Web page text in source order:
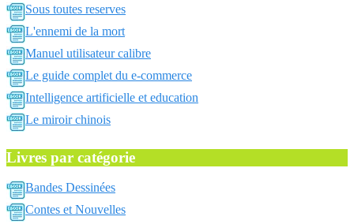
Sous toutes reserves
L'ennemi de la mort
Manuel utilisateur calibre
Le guide complet du e-commerce
Intelligence artificielle et education
Le miroir chinois
Livres par catégorie
Bandes Dessinées
Contes et Nouvelles